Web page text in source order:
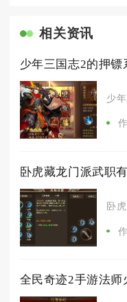
相关资讯
少年三国志2的押镖
少
卧虎藏龙门派武职
卧
全民奇迹2手游法师